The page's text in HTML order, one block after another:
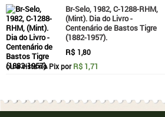
Br-Selo, 1982, C-1288-RHM,
(Mint). Dia do Livro -
Centenário de Bastos Tigre
(1882-1957).
R$ 1,80
ou à vista no Pix porR$ 1,71